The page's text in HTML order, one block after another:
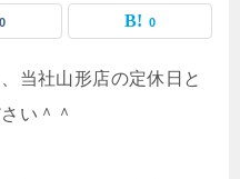
0 0
当社山形店の定休日と
い＾＾